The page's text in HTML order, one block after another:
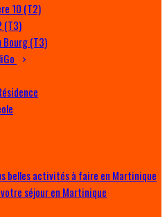
10 (T2)
(T3)
Bourg (T3)
belles activités à faire en Martinique
séjour en Martinique